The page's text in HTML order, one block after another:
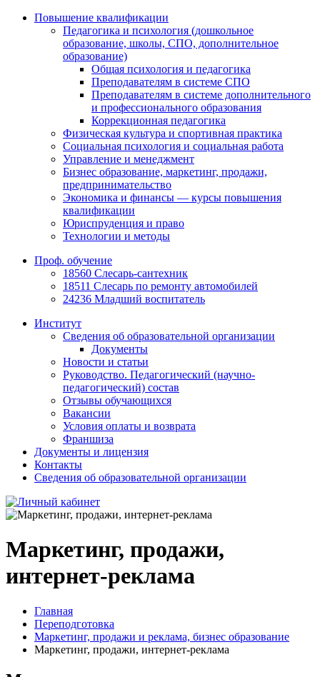
Повышение квалификации
Педагогика и психология (дошкольное
образование, школы, СПО, дополнительное
образование)
Общая психология и педагогика
Преподавателям в системе СПО
Преподавателям в системе дополнительного
и профессионального образования
Коррекционная педагогика
Физическая культура и спортивная практика
Социальная психология и социальная работа
Управление и менеджмент
Бизнес образование, маркетинг, продажи,
предпринимательство
Экономика и финансы — курсы повышения
квалификации
Юриспруденция и право
Технологии и методы
Проф. обучение
18560 Слесарь-сантехник
18511 Слесарь по ремонту автомобилей
24236 Младший воспитатель
Институт
Сведения об образовательной организации
Документы
Новости и статьи
Руководство. Педагогический (научно-
педагогический) состав
Отзывы обучающихся
Вакансии
Условия оплаты и возврата
Франшиза
Документы и лицензия
Контакты
Сведения об образовательной организации
Маркетинг, продажи,
интернет-реклама
Главная
Переподготовка
Маркетинг, продажи и реклама, бизнес образование
Маркетинг, продажи, интернет-реклама